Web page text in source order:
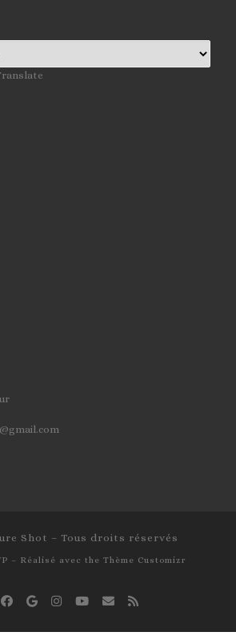
Shot – Tous droits réservés
– Réalisé avec the Thème Customizr